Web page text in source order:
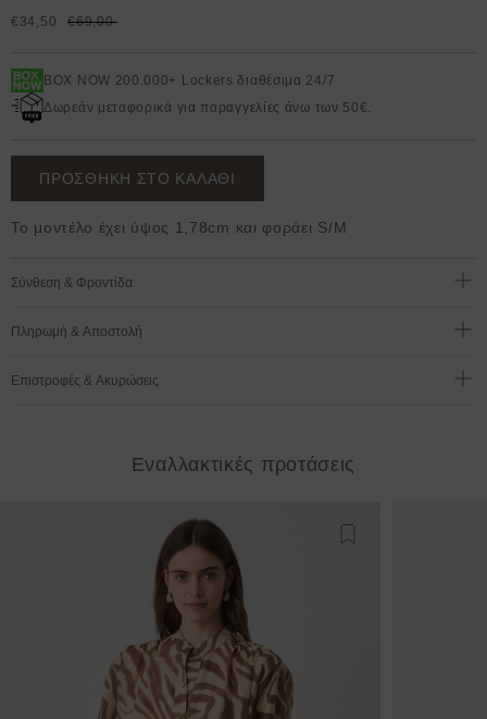
€34,50 €69,00
BOX NOW 200.000+ Lockers διαθέσιμα 24/7
Δωρεάν μεταφορικά για παραγγελίες άνω των 50€.
ΠΡΟΣΘΗΚΗ ΣΤΟ ΚΑΛΑΘΙ
Το μοντέλο έχει ύψος 1,78cm και φοράει S/M
Σύνθεση & Φροντίδα
Πληρωμή & Αποστολή
Επιστροφές & Ακυρώσεις
Εναλλακτικές προτάσεις
Προσθήκη στη